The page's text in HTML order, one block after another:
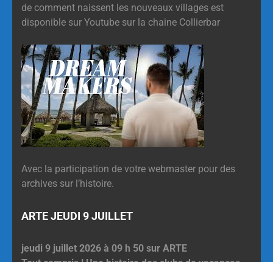
de comment naissent les nouveaux villages est
disponible sur Youtube sur la chaine Collierbar
Avec la participation de votre webmaster pour des
archives sur l’histoire.
ARTE JEUDI 9 JUILLET
jeudi 9 juillet 2026 à 09 h 50 sur ARTE